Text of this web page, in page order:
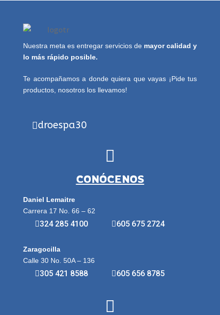
Nuestra meta es entregar servicios de mayor calidad y
lo más rápido posible.
Te acompañamos a donde quiera que vayas ¡Pide tus
productos, nosotros los llevamos!
droespa30
CONÓCENOS
Daniel Lemaitre
Carrera 17 No. 66 – 62
324 285 4100 605 675 2724
Zaragocilla
Calle 30 No. 50A – 136
305 421 8588 605 656 8785